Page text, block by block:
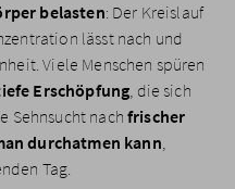
belasten: Der Kreislauf
lässt nach und
Viele Menschen spüren
Erschöpfung, die sich
Sehnsucht nachfrischer
durchatmen kann,
Tag.